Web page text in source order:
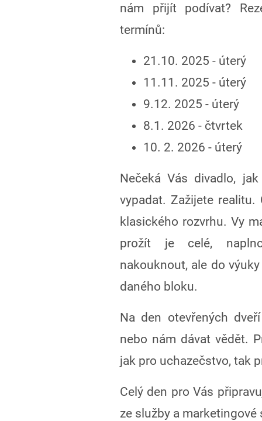
nám přijít podívat?
termínů:
21.10. 2025 - úterý
11.11. 2025 - úterý
9.12. 2025 - úterý
8.1. 2026 - čtvrtek
10. 2. 2026 - úterý
Nečeká Vás divadlo,
vypadat. Zažijete
klasického rozvrhu. Vy
prožít je celé,
nakouknout, ale do
daného bloku.
Na den otevřených
nebo nám dávat vědět.
jak pro uchazečstvo, tak
Celý den pro Vás
ze služby a marketingové